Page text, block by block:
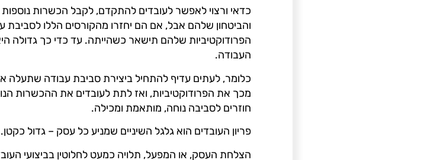
כדאי ורצוי לאפשר לעובדים להתקדם, לקבל הכשרות נוספות
והביטחון שלהם אבל, אם הם יחזרו מהקורסים הללו לסביבת
הפרודוקטיביות שלהם תישאר כשהייתה. עד כדי כך גדולה
העבודה.
כלומר, לעתים עדיף להתחיל ביצירת סביבת עבודה שתעלה
מכך את הפרודוקטיביות, ואז לתת לעובדים את ההכשרות
חוזרים לסביבה נוחה, מותאמת ומכילה.
פריון העובדים הוא גלגל השיניים שמניע כל עסק – גדול כקטן.
הצלחת העסק, או המפעל, תלויה כמעט לחלוטין בביצועי